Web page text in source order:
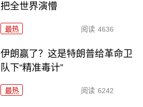
把全世界演懵
最热 阅读 4636
伊朗赢了？这是特朗普给革命卫
队下“精准毒计”
最热 阅读 6242